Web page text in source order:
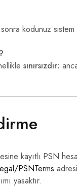
sonra kodunuz
sınırsızdır;
kayıtlı PSN
PSNTerms
yasaktır.